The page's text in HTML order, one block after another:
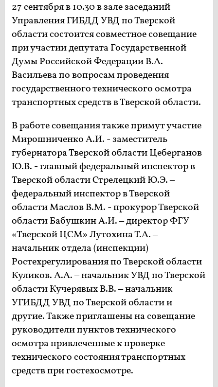
27 сентября в 10.30 в зале заседаний
Управления ГИБДД УВД по Тверской
области состоится совместное совещание
при участии депутата Государственной
Думы Российской Федерации В.А.
Васильева по вопросам проведения
государственного технического осмотра
транспортных средств в Тверской области.
В работе совещания также примут участие
Мирошниченко А.И. - заместитель
губернатора Тверской области Цеберганов
Ю.В. - главный федеральный инспектор в
Тверской области Стрелецкий Ю.Э. –
федеральный инспектор в Тверской
области Маслов В.М. - прокурор Тверской
области Бабушкин А.И. – директор ФГУ
«Тверской ЦСМ» Лутохина Т.А. –
начальник отдела (инспекции)
Ростехрегулирования по Тверской области
Куликов. А.А. – начальник УВД по Тверской
области Кучерявых В.В. – начальник
УГИБДД УВД по Тверской области и
другие. Также приглашены на совещание
руководители пунктов технического
осмотра привлеченные к проверке
технического состояния транспортных
средств при гостехосмотре.